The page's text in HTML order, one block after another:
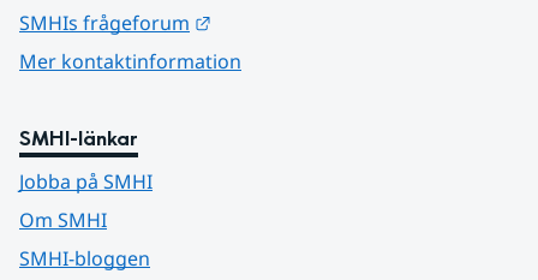
SMHIs frågeforum
Mer kontaktinformation
SMHI-länkar
Jobba på SMHI
Om SMHI
SMHI-bloggen